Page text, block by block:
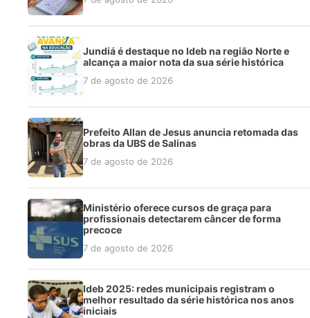
Jundiá é destaque no Ideb na região Norte e
alcança a maior nota da sua série histórica
7 de agosto de 2026
Prefeito Allan de Jesus anuncia retomada das
obras da UBS de Salinas
7 de agosto de 2026
Ministério oferece cursos de graça para
profissionais detectarem câncer de forma
precoce
7 de agosto de 2026
Ideb 2025: redes municipais registram o
melhor resultado da série histórica nos anos
iniciais